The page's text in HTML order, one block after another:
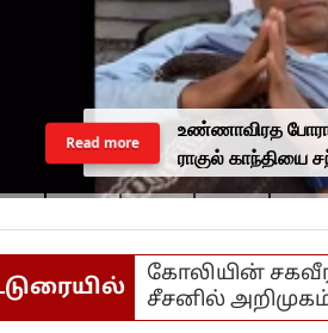
உண்ணாவிரத
ராகுல் காந்தியை
வாங்சுக்
Read more
கோலியின்
சீசனில்